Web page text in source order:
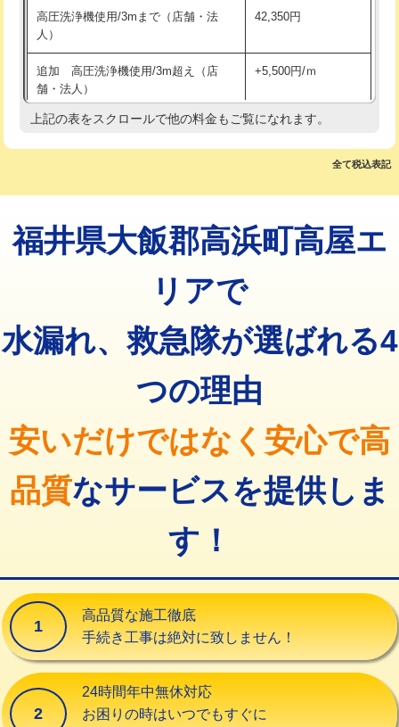
業）
排水管工事（追加 排水管工事/3ｍ超
え）
マス交換（土の掘削・埋め戻し作業） 11,000円~
マス交換（深さ50㎝以上） 66,000円
コンクリート斫り（厚さ10㎝超え）
モルタル補修（厚さ10㎝まで） 27,500円
16,500円
廃棄・処分 現場見積
高圧洗浄機使用/3mまで（店舗・法
人）
42,350円
追加 高圧洗浄機使用/3m超え（店
舗・法人）
+5,500円/ｍ
高度高圧洗浄換 現地調査
トーラー機使用/3mまで 33,000円
追加トーラー機使用/3m超え +3,300円
止水・漏水調査・防水処理・清掃・修
11,000円
止水・漏水調査・防水処理・清掃・修
22,000円
止水・漏水調査・防水処理・清掃・修
理・調整・分解・加工など（重作業）
33,000円
その他部品の脱着 8,800円～
交換・取付(単水栓（壁付・デッキ
式）)
13,200円+材料費
交換・取付(混合水栓（壁付・デッキ
式・ワンホール）)
16,500円+材料費
交換・取付(排水栓・排水トラップ
（P/S/ポップアップ））
上記の表をスクロールで他の料金もご覧になれます。
全て税込表記
福井県大飯郡高浜町高屋エ
リアで
水漏れ、救急隊が選ばれる4
つの理由
安いだけではなく安心で高
品質なサービスを提供しま
す！
1
高品質な施工徹底
手続き工事は絶対に致しません！
2
24時間年中無休対応
お困りの時はいつでもすぐに